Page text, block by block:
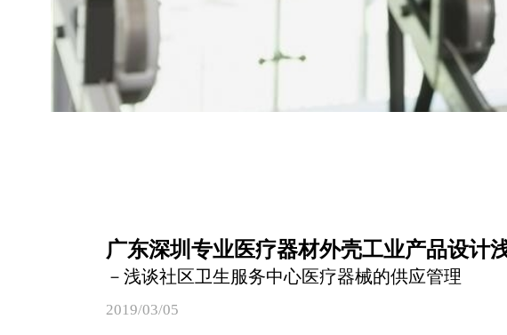
广东深圳专业医疗器材外壳工业产品设计
－浅谈社区卫生服务中心医疗器械的供应管理
2019/03/05